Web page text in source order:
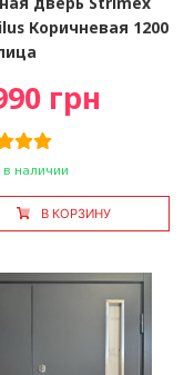
Коричневая 1200
грн
в наличии
В КОРЗИНУ